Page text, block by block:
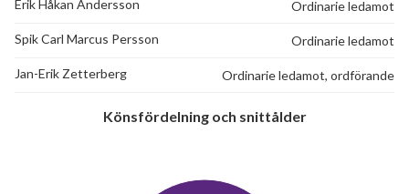
Erik Håkan Andersson Ordinarie ledamot
Spik Carl Marcus Persson Ordinarie ledamot
Jan-Erik Zetterberg Ordinarie ledamot, ordförande
Könsfördelning och snittålder